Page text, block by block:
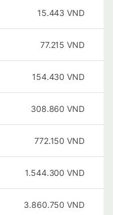
15.443 VND
77.215 VND
154.430 VND
308.860 VND
772.150 VND
1.544.300 VND
3.860.750 VND